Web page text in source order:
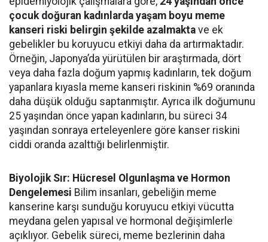
çocuk doğuran kadınlarda yaşam boyu meme
kanseri riski belirgin şekilde azalmakta ve ek
gebelikler bu koruyucu etkiyi daha da artırmaktadır.
Örneğin, Japonya’da yürütülen bir araştırmada, dört
veya daha fazla doğum yapmış kadınların, tek doğum
yapanlara kıyasla meme kanseri riskinin %69 oranında
daha düşük olduğu saptanmıştır. Ayrıca ilk doğumunu
25 yaşından önce yapan kadınların, bu süreci 34
yaşından sonraya erteleyenlere göre kanser riskini
ciddi oranda azalttığı belirlenmiştir.
Biyolojik Sır: Hücresel Olgunlaşma ve Hormon
Dengelemesi Bilim insanları, gebeliğin meme
kanserine karşı sunduğu koruyucu etkiyi vücutta
meydana gelen yapısal ve hormonal değişimlerle
açıklıyor. Gebelik süreci, meme bezlerinin daha